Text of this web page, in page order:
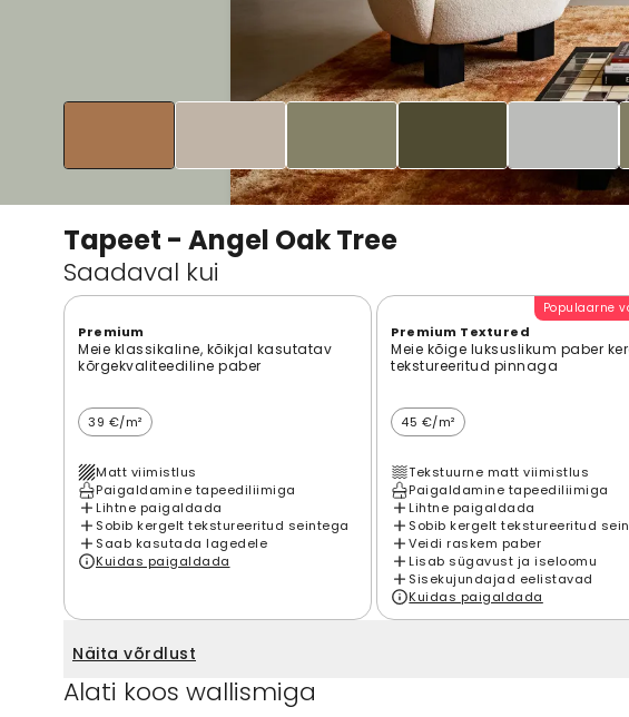
Tapeet - Angel Oak Tree
Saadaval kui
Premium
Meie klassikaline, kõikjal kasutatav
kõrgekvaliteediline paber
39 €/m²
Matt viimistlus
Paigaldamine tapeediliimiga
Lihtne paigaldada
Sobib kergelt tekstureeritud seintega
Saab kasutada lagedele
Kuidas paigaldada
Populaarne
Premium Textured
Meie kõige luksuslikum paber
tekstureeritud pinnaga
45 €/m²
Tekstuurne matt viimistlus
Paigaldamine tapeediliimiga
Lihtne paigaldada
Sobib kergelt tekstureeritud
Veidi raskem paber
Lisab sügavust ja iseloomu
Sisekujundajad eelistavad
Kuidas paigaldada
Näita võrdlust
Alati koos wallismiga